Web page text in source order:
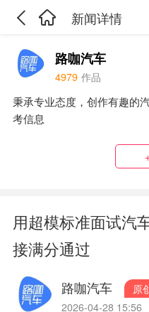
新闻详情
路咖汽车
4979 作品
秉承专业态度，创作有趣的
考信息
用超模标准面试汽
接满分通过
路咖汽车
原
2026-04-28 15:56